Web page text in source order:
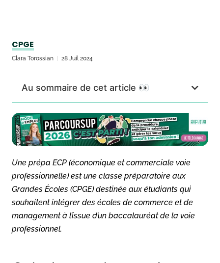
CPGE
Clara Torossian 28 Juil 2024
Au sommaire de cet article 👀
Une prépa ECP (économique et commerciale voie
professionnelle) est une classe préparatoire aux
Grandes Écoles (CPGE) destinée aux étudiants qui
souhaitent intégrer des écoles de commerce et de
management à l’issue d’un baccalauréat de la voie
professionnel.